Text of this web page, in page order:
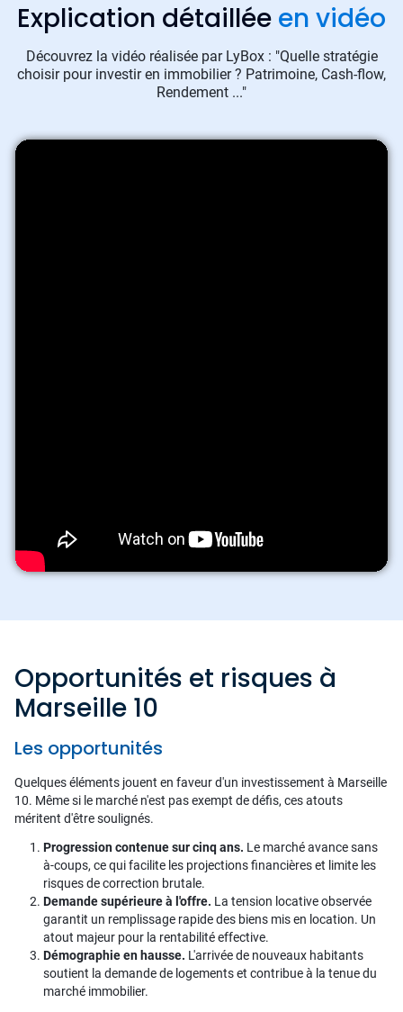
Explication détaillée en vidéo
Découvrez la vidéo réalisée par LyBox : "Quelle stratégie
choisir pour investir en immobilier ? Patrimoine, Cash-flow,
Rendement ..."
Opportunités et risques à
Marseille 10
Les opportunités
Quelques éléments jouent en faveur d'un investissement à Marseille
10. Même si le marché n'est pas exempt de défis, ces atouts
méritent d'être soulignés.
Progression contenue sur cinq ans. Le marché avance sans
à-coups, ce qui facilite les projections financières et limite les
risques de correction brutale.
Demande supérieure à l'offre. La tension locative observée
garantit un remplissage rapide des biens mis en location. Un
atout majeur pour la rentabilité effective.
Démographie en hausse. L'arrivée de nouveaux habitants
soutient la demande de logements et contribue à la tenue du
marché immobilier.